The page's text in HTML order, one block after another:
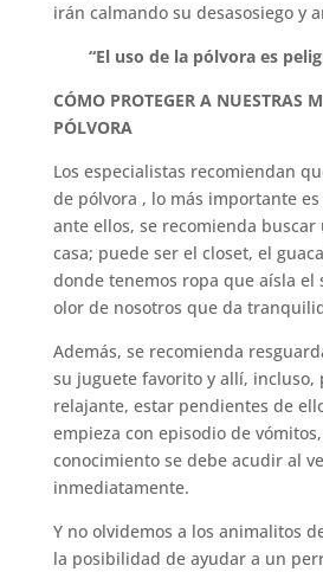
irán calmando su desasosiego y
“El uso de la pólvora es
CÓMO PROTEGER A NUESTRAS
PÓLVORA
Los especialistas recomiendan
de pólvora , lo más importante
ante ellos, se recomienda
casa; puede ser el closet, el
donde tenemos ropa que aísla el
olor de nosotros que da
Además, se recomienda
su juguete favorito y allí, incluso,
relajante, estar pendientes de
empieza con episodio de
conocimiento se debe acudir al
inmediatamente.
Y no olvidemos a los animalitos
la posibilidad de ayudar a un